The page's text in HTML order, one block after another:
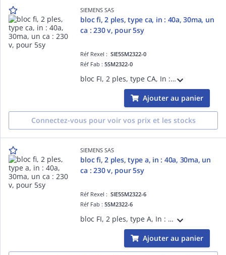
SIEMENS SAS
bloc fi, 2 ples, type ca, in : 40a, 30ma, un
ca : 230 v, pour 5sy
Réf Rexel :SIE5SM2322-0
Réf Fab :5SM2322-0
bloc FI, 2 ples, type CA, In : 40A, 30mA, Un CA : 230 V, pour 5SY
Ajouter au panier
Connectez-vous pour voir vos prix et les stocks
SIEMENS SAS
bloc fi, 2 ples, type a, in : 40a, 30ma, un
ca : 230 v, pour 5sy
Réf Rexel :SIE5SM2322-6
Réf Fab :5SM2322-6
bloc FI, 2 ples, type A, In : 40A, 30mA, Un CA : 230 V, pour 5SY
Ajouter au panier